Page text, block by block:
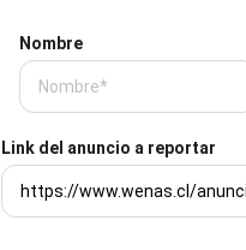
Nombre
Link del anuncio a reportar